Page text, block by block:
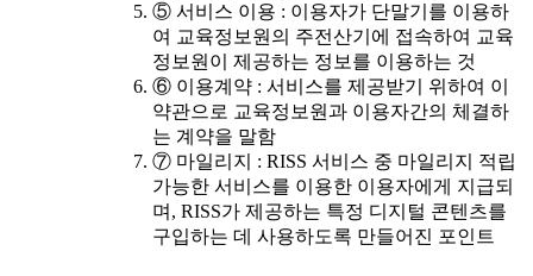
⑤ 서비스 이용 : 이용자가 단말기를 이용하
여 교육정보원의 주전산기에 접속하여 교육
정보원이 제공하는 정보를 이용하는 것
⑥ 이용계약 : 서비스를 제공받기 위하여 이
약관으로 교육정보원과 이용자간의 체결하
는 계약을 말함
⑦ 마일리지 : RISS 서비스 중 마일리지 적립
가능한 서비스를 이용한 이용자에게 지급되
며, RISS가 제공하는 특정 디지털 콘텐츠를
구입하는 데 사용하도록 만들어진 포인트